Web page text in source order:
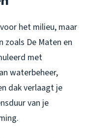
het milieu, maar
zoals De Maten en
met
waterbeheer,
dak verlaagt je
van je